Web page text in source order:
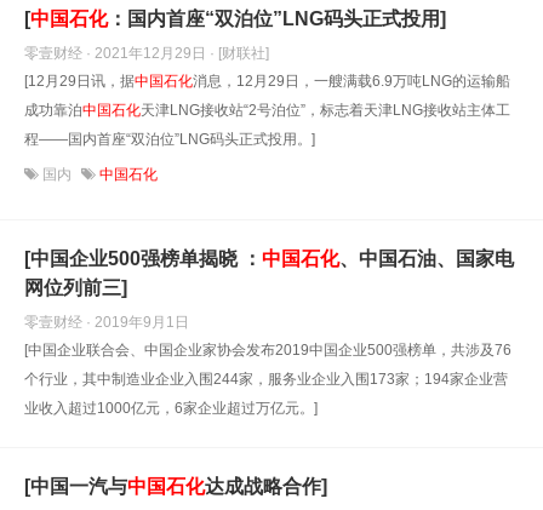
[中国石化：国内首座“双泊位”LNG码头正式投用]
零壹财经 · 2021年12月29日 · [财联社]
[12月29日讯，据中国石化消息，12月29日，一艘满载6.9万吨LNG的运输船
成功靠泊中国石化天津LNG接收站“2号泊位”，标志着天津LNG接收站主体工
程——国内首座“双泊位”LNG码头正式投用。]
国内 中国石化
[中国企业500强榜单揭晓 ： 中国石化、中国石油、国家电
网位列前三]
零壹财经 · 2019年9月1日
[中国企业联合会、中国企业家协会发布2019中国企业500强榜单，共涉及76
个行业，其中制造业企业入围244家，服务业企业入围173家；194家企业营
业收入超过1000亿元，6家企业超过万亿元。]
[中国一汽与中国石化达成战略合作]